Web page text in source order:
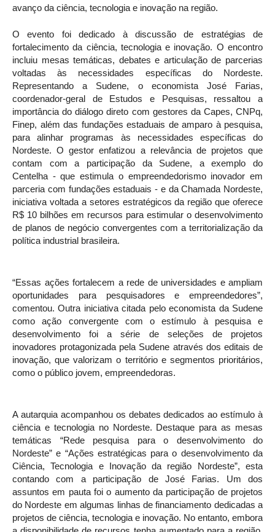
avanço da ciência, tecnologia e inovação na região.
O evento foi dedicado à discussão de estratégias de
fortalecimento da ciência, tecnologia e inovação. O encontro
incluiu mesas temáticas, debates e articulação de parcerias
voltadas às necessidades específicas do Nordeste.
Representando a Sudene, o economista José Farias,
coordenador-geral de Estudos e Pesquisas, ressaltou a
importância do diálogo direto com gestores da Capes, CNPq,
Finep, além das fundações estaduais de amparo à pesquisa,
para alinhar programas às necessidades específicas do
Nordeste. O gestor enfatizou a relevância de projetos que
contam com a participação da Sudene, a exemplo do
Centelha - que estimula o empreendedorismo inovador em
parceria com fundações estaduais - e da Chamada Nordeste,
iniciativa voltada a setores estratégicos da região que oferece
R$ 10 bilhões em recursos para estimular o desenvolvimento
de planos de negócio convergentes com a territorialização da
política industrial brasileira.
“Essas ações fortalecem a rede de universidades e ampliam
oportunidades para pesquisadores e empreendedores”,
comentou. Outra iniciativa citada pelo economista da Sudene
como ação convergente com o estímulo à pesquisa e
desenvolvimento foi a série de seleções de projetos
inovadores protagonizada pela Sudene através dos editais de
inovação, que valorizam o território e segmentos prioritários,
como o público jovem, empreendedoras.
A autarquia acompanhou os debates dedicados ao estímulo à
ciência e tecnologia no Nordeste. Destaque para as mesas
temáticas “Rede pesquisa para o desenvolvimento do
Nordeste” e “Ações estratégicas para o desenvolvimento da
Ciência, Tecnologia e Inovação da região Nordeste”, esta
contando com a participação de José Farias. Um dos
assuntos em pauta foi o aumento da participação de projetos
do Nordeste em algumas linhas de financiamento dedicadas a
projetos de ciência, tecnologia e inovação. No entanto, embora